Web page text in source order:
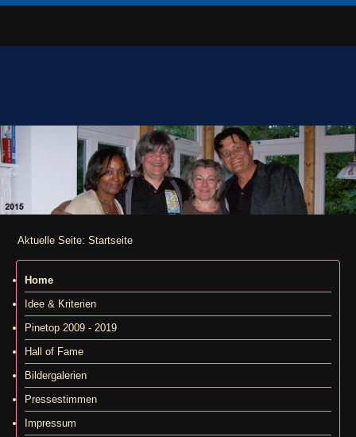
Aktuelle Seite: Startseite
Home
Idee & Kriterien
Pinetop 2009 - 2019
Hall of Fame
Bildergalerien
Pressestimmen
Impressum